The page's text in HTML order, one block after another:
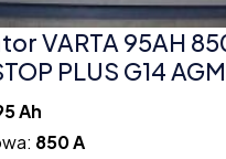
VARTA 95AH
PLUS G14 AGM
Ah
850 A